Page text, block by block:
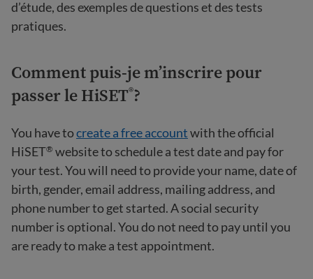
d’étude, des exemples de questions et des tests
pratiques.
Comment puis-je m’inscrire pour
passer le HiSET®?
You have tocreate a free accountwith the official
HiSET® website to schedule a test date and pay for
your test. You will need to provide your name, date of
birth, gender, email address, mailing address, and
phone number to get started. A social security
number is optional. You do not need to pay until you
are ready to make a test appointment.